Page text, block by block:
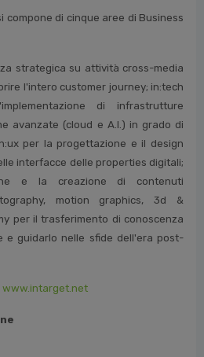
compone di cinque aree di Business
strategica su attività cross-media
l'intero customer journey; in:tech
di infrastrutture
avanzate (cloud e A.I.) in grado di
per la progettazione e il design
interfacce delle properties digitali;
e la creazione di contenuti
motion graphics, 3d &
per il trasferimento di conoscenza
e guidarlo nelle sfide dell'era post-
www.intarget.net